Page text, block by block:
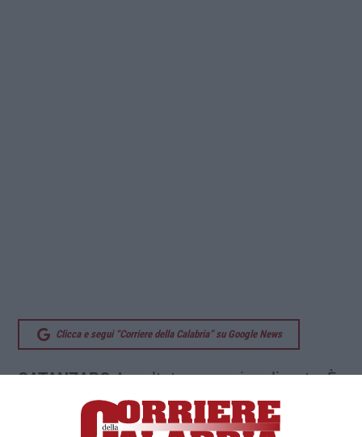
Clicca e segui “Corriere della Calabria” su Google News
CATANZAROAppaltato ma mai realizzato. È
quanto è accaduto nel caso
del Termovalorizzatore e dei diversi centri di